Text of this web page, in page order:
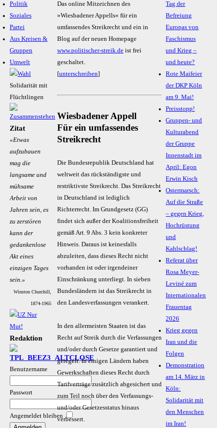
Politik
Soziales
Partei
Aus Kreisen &
Gruppen
Umwelt
Solidarität mit
Flüchtlingen
Zitat
«Etwas
aufzubauen
mag die
langsame und
mühsame
Arbeit von
Jahren sein, es
zu zerstören
kann der
gedankenlose
Akt eines
einzigen Tages
sein.»
Winston Churchill,
1874-1965
Redaktion
Benutzername
Passwort
Angemeldet bleiben
Das online Mitzeichnen des
»Wiesbadener Appells« für ein
umfassendes Streikrecht und ein in
Blog auf der neuen Homepage
www.politischer-streik.deist frei
geschaltet.
[unterschreiben]
Wiesbadener Appell
Für ein umfassendes
Streikrecht
Die Bundesrepublik Deutschland hat
weltweit das rückständigste und
restriktivste Streikrecht. Das Streikrecht
in Deutschland ist lediglich
Richterrecht. Im Grundgesetz (GG)
findet sich außer der Koalitionsfreiheit
gemäß Art. 9 Abs. 3 kein konkreter
Hinweis. Daraus ist keinesfalls
abzuleiten, dass dieses Recht nicht
vorhanden ist oder irgendeiner
Einschränkung unterliegt. In sieben
Bundesländern ist das Streikrecht in
den Landesverfassungen verankert.
In den allermeisten Staaten ist das
Recht auf Streik durch die Verfassungen
und/oder durch Gesetze garantiert und
geregelt. In einigen Ländern haben
Gewerkschaften dieses Recht durch
Tarifverträge zusätzlich abgesichert und
zum Teil noch über den Verfassungs-
und/oder Gesetzesstatus hinaus
verbessert.
Tag der
Befreiung
Europas von
Faschismus
und Krieg –
und heute?
Rote Maifeier
der DKP Köln
am 9. Mai!
Preisstopp!
Gruppen- und
Kulturabend
der Gruppe
Innenstadt im
April: Egon
Erwin Kisch
Ostermarsch:
Auf die Straße
– gegen Krieg,
Hochrüstung
und
Kahlschlag!
Referat über
Rosa Meyer-
Leviné zum
Internationalen
Frauentag
2026
Krieg gegen
Iran und die
Folgen
Demonstration
am 14. März in
Köln:
Solidarität mit
den Menschen
im Iran!